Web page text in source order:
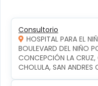
Consultorio
HOSPITAL PARA EL
BOULEVARD DEL NIÑO
CONCEPCIÓN LA
CHOLULA, SAN ANDRES